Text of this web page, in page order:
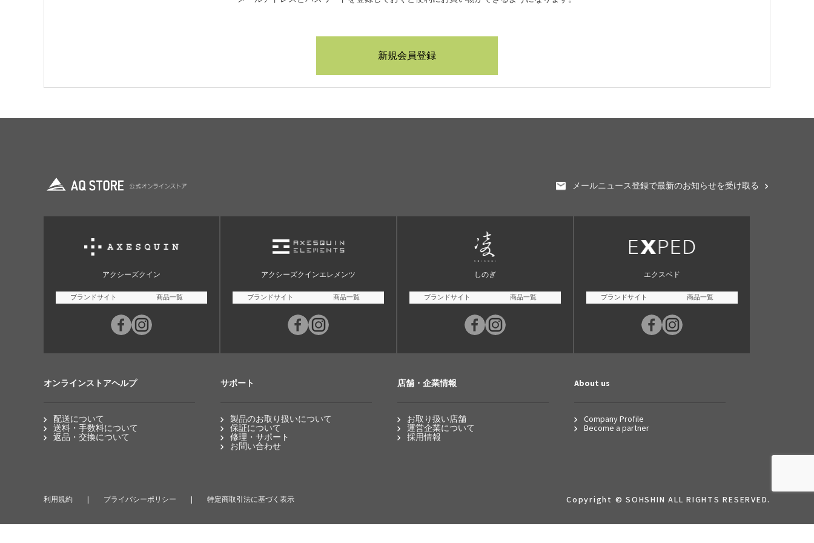
メールニュース登録で最新のお知らせを受け取る
アクシーズクイン
ブランドサイト 商品一覧
アクシーズクインエレメンツ
ブランドサイト 商品一覧
しのぎ
ブランドサイト 商品一覧
エクスペド
ブランドサイト 商品一覧
オンラインストアヘルプ
配送について
送料・手数料について
返品・交換について
サポート
製品のお取り扱いについて
保証について
修理・サポート
お問い合わせ
店舗・企業情報
お取り扱い店舗
運営企業について
採用情報
About us
Company Profile
Become a partner
利用規約 プライバシーポリシー 特定商取引法に基づく表示 Copyright © SOHSHIN ALL RIGHTS RESERVED.